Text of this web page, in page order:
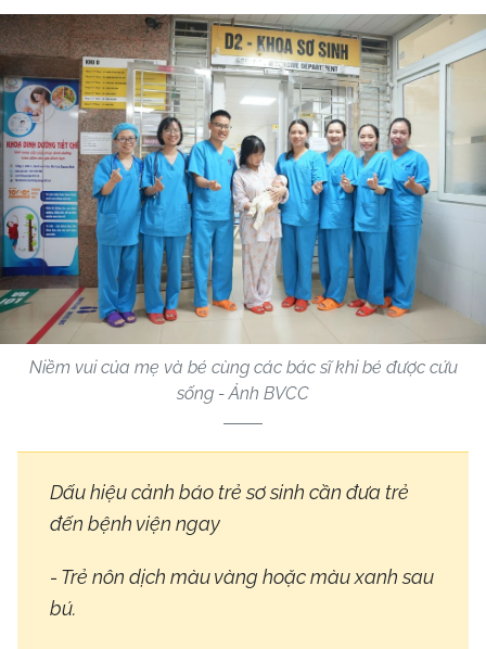
Niềm vui của mẹ và bé cùng các bác sĩ khi bé được cứu
sống - Ảnh BVCC
Dấu hiệu cảnh báo trẻ sơ sinh cần đưa trẻ
đến bệnh viện ngay
- Trẻ nôn dịch màu vàng hoặc màu xanh sau
bú.